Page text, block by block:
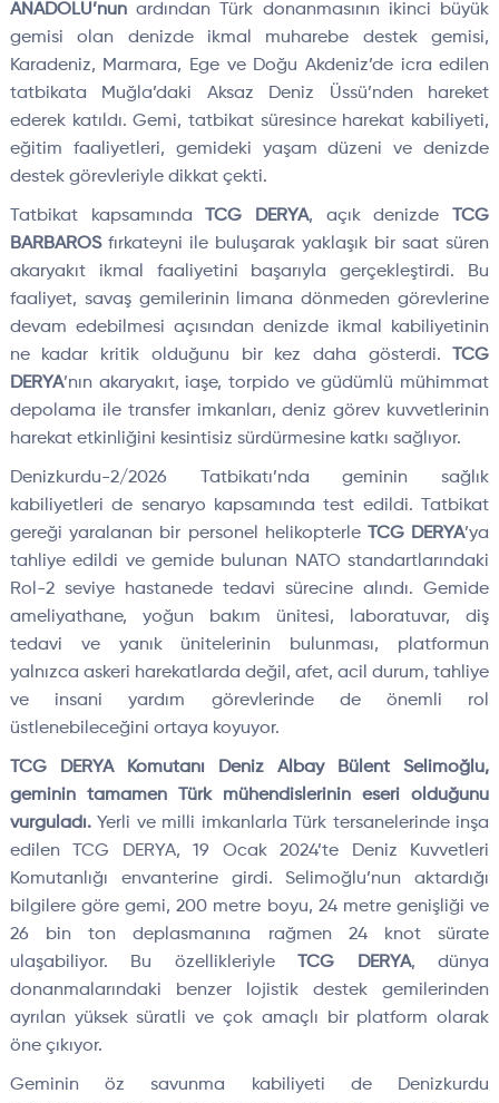
ANADOLU’nunardından Türk donanmasının ikinci büyük
gemisi olan denizde ikmal muharebe destek gemisi,
Karadeniz, Marmara, Ege ve Doğu Akdeniz’de icra edilen
tatbikata Muğla’daki Aksaz Deniz Üssü’nden hareket
ederek katıldı. Gemi, tatbikat süresince harekat kabiliyeti,
eğitim faaliyetleri, gemideki yaşam düzeni ve denizde
destek görevleriyle dikkat çekti.
Tatbikat kapsamında TCG DERYA, açık denizde
TCG
BARBAROSfırkateyni ile buluşarak yaklaşık bir saat süren
akaryakıt ikmal faaliyetini başarıyla gerçekleştirdi. Bu
faaliyet, savaş gemilerinin limana dönmeden görevlerine
devam edebilmesi açısından denizde ikmal kabiliyetinin
ne kadar kritik olduğunu bir kez daha gösterdi.
TCG
DERYA’nın akaryakıt, iaşe, torpido ve güdümlü mühimmat
depolama ile transfer imkanları, deniz görev kuvvetlerinin
harekat etkinliğini kesintisiz sürdürmesine katkı sağlıyor.
Denizkurdu-2/2026 Tatbikatı’nda geminin sağlık
kabiliyetleri de senaryo kapsamında test edildi. Tatbikat
gereği yaralanan bir personel helikopterle
TCG DERYA’ya
tahliye edildi ve gemide bulunan NATO standartlarındaki
Rol-2 seviye hastanede tedavi sürecine alındı. Gemide
ameliyathane, yoğun bakım ünitesi, laboratuvar, diş
tedavi ve yanık ünitelerinin bulunması, platformun
yalnızca askeri harekatlarda değil, afet, acil durum, tahliye
ve insani yardım görevlerinde de önemli rol
üstlenebileceğini ortaya koyuyor.
TCG DERYA Komutanı Deniz Albay Bülent Selimoğlu,
geminin tamamen Türk mühendislerinin eseri olduğunu
vurguladı.Yerli ve milli imkanlarla Türk tersanelerinde inşa
edilen TCG DERYA, 19 Ocak 2024’te Deniz Kuvvetleri
Komutanlığı envanterine girdi. Selimoğlu’nun aktardığı
bilgilere göre gemi, 200 metre boyu, 24 metre genişliği ve
26 bin ton deplasmanına rağmen 24 knot sürate
ulaşabiliyor. Bu özellikleriyleTCG DERYA, dünya
donanmalarındaki benzer lojistik destek gemilerinden
ayrılan yüksek süratli ve çok amaçlı bir platform olarak
öne çıkıyor.
Geminin öz savunma kabiliyeti de Denizkurdu